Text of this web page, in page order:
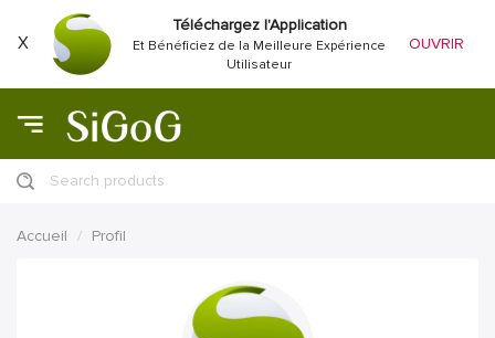
X
Téléchargez l'Application
Et Bénéficiez de la Meilleure Expérience
Utilisateur
OUVRIR
Search products
Accueil Profil